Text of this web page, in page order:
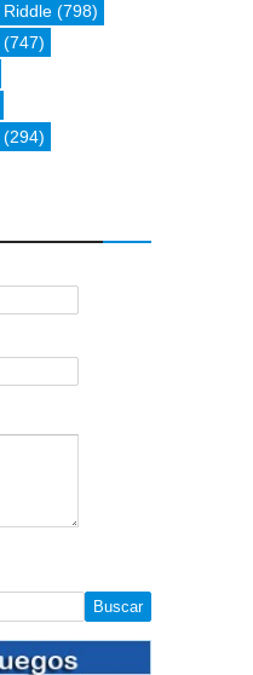
Riddle (798)
(747)
(294)